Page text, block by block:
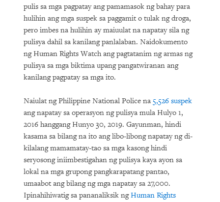
pulis sa mga pagpatay ang pamamasok ng bahay para
hulihin ang mga suspek sa paggamit o tulak ng droga,
pero imbes na hulihin ay maiuulat na napatay sila ng
pulisya dahil sa kanilang panlalaban. Naidokumento
ng Human Rights Watch ang pagtatanim ng armas ng
pulisya sa mga biktima upang pangatwiranan ang
kanilang pagpatay sa mga ito.
Naiulat ng Philippine National Police na 5,526 suspek
ang napatay sa operasyon ng pulisya mula Hulyo 1,
2016 hanggang Hunyo 30, 2019. Gayunman, hindi
kasama sa bilang na ito ang libo-libong napatay ng di-
kilalang mamamatay-tao sa mga kasong hindi
seryosong iniimbestigahan ng pulisya kaya ayon sa
lokal na mga grupong pangkarapatang pantao,
umaabot ang bilang ng mga napatay sa 27,000.
Ipinahihiwatig sa pananaliksik ngHuman Rights